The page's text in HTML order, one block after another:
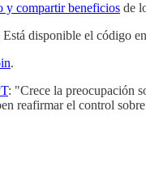
y compartir beneficios de
Está disponible el código en
.
: "Crece la preocupación
reafirmar el control